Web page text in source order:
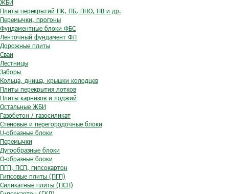
ЖБИ
Плиты перекрытий ПК, ПБ, ПНО, НВ и др.
Перемычки, прогоны
Фундаментные блоки ФБС
Ленточный фундамент ФЛ
Дорожные плиты
Сваи
Лестницы
Заборы
Кольца, днища, крышки колодцев
Плиты перекрытия лотков
Плиты карнизов и лоджий
Остальные ЖБИ
Газобетон / газосиликат
Стеновые и перегородочные блоки
U-образные блоки
Перемычки
Дугообразные блоки
O-образные блоки
ПГП, ПСП, гипсокартон
Гипсовые плиты (ПГП)
Силикатные плиты (ПСП)